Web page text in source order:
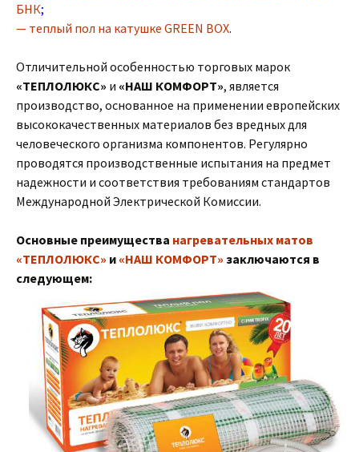
БНК;
— теплый пол на катушке GREEN BOX.
Отличительной особенностью торговых марок
«ТЕПЛОЛЮКС» и «НАШ КОМФОРТ», является
производство, основанное на применении европейских
высококачественных материалов без вредных для
человеческого организма компонентов. Регулярно
проводятся производственные испытания на предмет
надежности и соответствия требованиям стандартов
Международной Электрической Комиссии.
Основные преимущества нагревательных матов
«ТЕПЛОЛЮКС» и «НАШ КОМФОРТ» заключаются в
следующем: